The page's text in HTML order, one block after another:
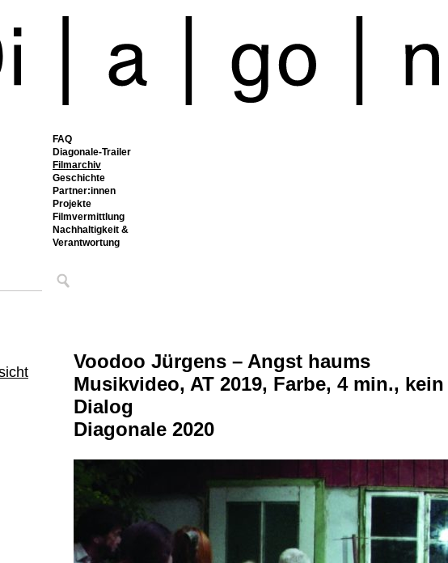
FAQ
Diagonale-Trailer
Filmarchiv
Geschichte
Partner:innen
Projekte
Filmvermittlung
Nachhaltigkeit &
Verantwortung
Voodoo Jürgens – Angst haums
Musikvideo, AT 2019, Farbe, 4 min., kein
Dialog
Diagonale 2020